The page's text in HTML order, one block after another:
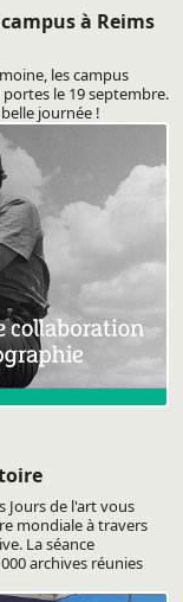
à Reims
les campus
le 19 septembre.
journée !
Jours de l'art vous
mondiale à travers
La séance
archives réunies